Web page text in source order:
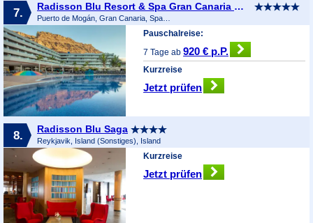
7. Radisson Blu Resort & Spa Gran Canaria Mogan
Puerto de Mogán, Gran Canaria, Spanien
Pauschalreise:
7 Tage ab920 € p.P.
Kurzreise
Jetzt prüfen
8. Radisson Blu Saga
Reykjavik, Island (Sonstiges), Island
Kurzreise
Jetzt prüfen